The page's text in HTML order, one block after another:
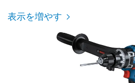
表示を増やす